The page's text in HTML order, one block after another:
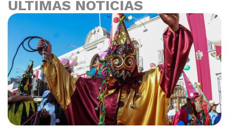
ÚLTIMAS NOTICIAS